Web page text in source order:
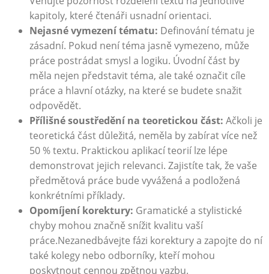
kapitoly, které čtenáři usnadní orientaci.
Nejasné vymezení tématu: Definování tématu je
zásadní. Pokud není téma jasně vymezeno, může
práce postrádat smysl a logiku.⁢ Úvodní část by
měla nejen představit téma, ale také označit cíle
práce a hlavní otázky, na které se budete snažit
odpovědět.
Přílišné soustředění‍ na teoretickou část: Ačkoli je
teoretická část důležitá, neměla by zabírat více než
50 % textu. Praktickou aplikací teorií lze lépe
demonstrovat jejich relevanci. Zajistíte tak, že ⁢vaše
předmětová​ práce bude vyvážená a podložená
konkrétními příklady.
Opomíjení korektury: Gramatické​ a stylistické
⁣chyby mohou značně snížit kvalitu vaší
práce.Nezanedbávejte ​fázi korektury a zapojte do ní
⁢také kolegy nebo​ odborníky, kteří mohou
poskytnout cennou zpětnou vazbu.